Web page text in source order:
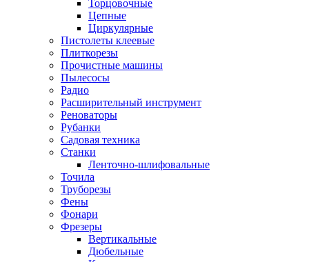
Торцовочные
Цепные
Циркулярные
Пистолеты клеевые
Плиткорезы
Прочистные машины
Пылесосы
Радио
Расширительный инструмент
Реноваторы
Рубанки
Садовая техника
Станки
Ленточно-шлифовальные
Точила
Труборезы
Фены
Фонари
Фрезеры
Вертикальные
Дюбельные